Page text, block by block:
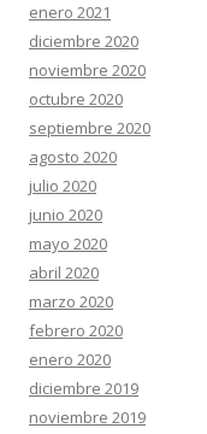
enero 2021
diciembre 2020
noviembre 2020
octubre 2020
septiembre 2020
agosto 2020
julio 2020
junio 2020
mayo 2020
abril 2020
marzo 2020
febrero 2020
enero 2020
diciembre 2019
noviembre 2019